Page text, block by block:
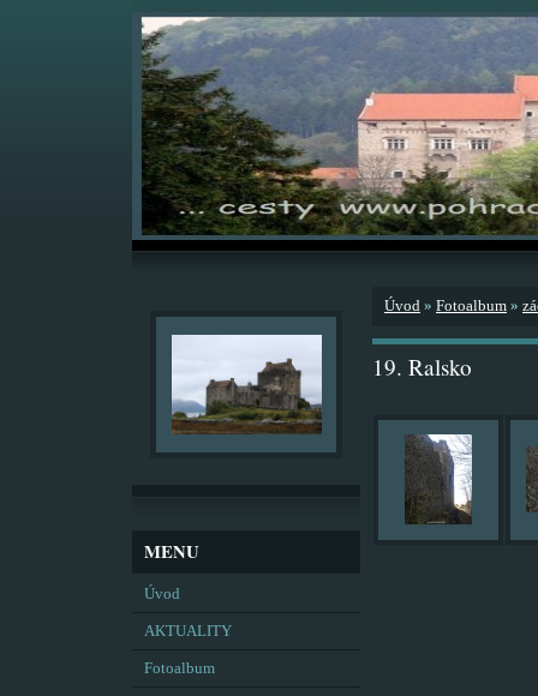
MENU
Úvod
AKTUALITY
Fotoalbum
Úvod » Fotoalbum »
19. Ralsko